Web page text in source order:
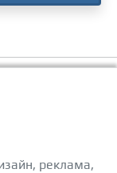
реклама,